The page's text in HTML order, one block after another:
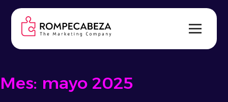
content
Mes: mayo 2025